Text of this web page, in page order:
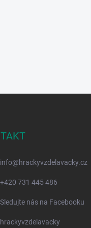
info@hrackyvzdelavacky.cz
+420 731 445 486
Sledujte nás na Facebooku
hrackyvzdelavacky